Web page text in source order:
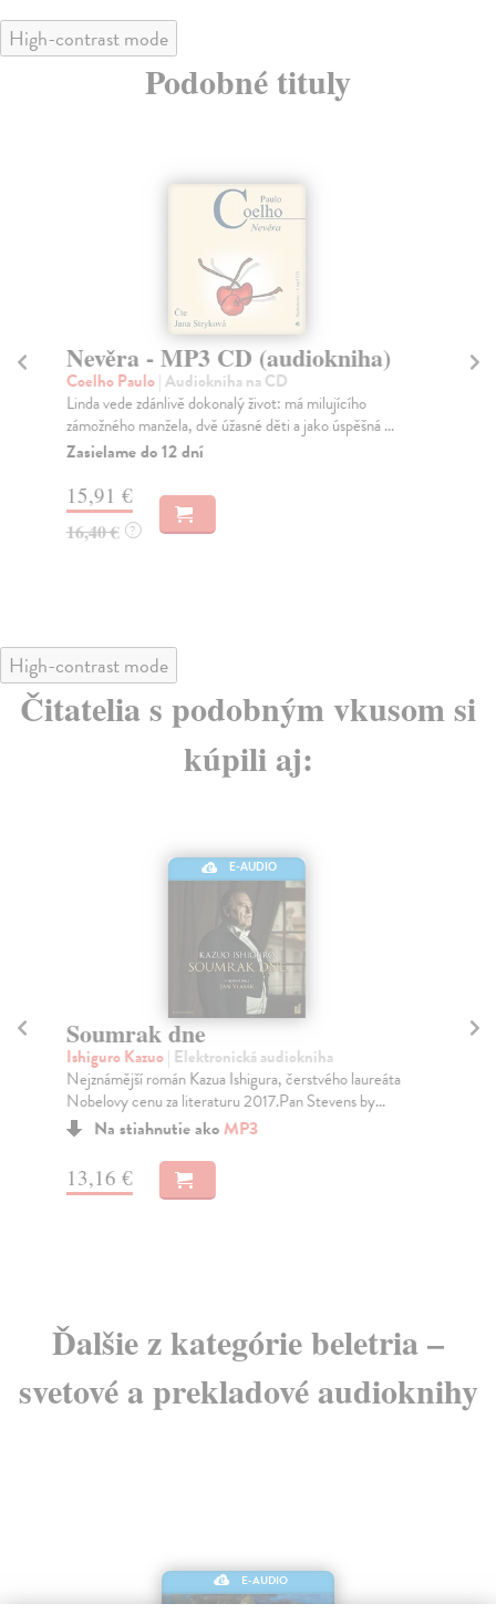
High-contrast mode
Podobné tituly
Nevěra - MP3 CD (audiokniha)
Coelho Paulo| Audiokniha na CD
Linda vede zdánlivě dokonalý život: má milujícího
zámožného manžela, dvě úžasné děti a jako úspěšná ...
Zasielame do 12 dní
15,91 €
16,40 € ?
High-contrast mode
Čitatelia s podobným vkusom si
kúpili aj:
E-AUDIO
Soumrak dne
Ishiguro Kazuo| Elektronická audiokniha
Nejznámější román Kazua Ishigura, čerstvého laureáta
Nobelovy cenu za literaturu 2017.Pan Stevens by...
Na stiahnutie akoMP3
13,16 €
Ďalšie z kategórie beletria –
svetové a prekladové audioknihy
E-AUDIO